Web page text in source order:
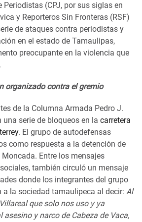
Periodistas (CPJ, por sus siglas en
y Reporteros Sin Fronteras (RSF)
de ataques contra periodistas y
en el estado de Tamaulipas,
preocupante en la violencia que
organizado contra el gremio
de la Columna Armada Pedro J.
una serie de bloqueos en la carretera
. El grupo de autodefensas
como respuesta a la detención de
Entre los mensajes
también circuló un mensaje
donde los integrantes del grupo
a la sociedad tamaulipeca al decir: Al
que solo nos uso y ya
asesino y narco de Cabeza de Vaca,